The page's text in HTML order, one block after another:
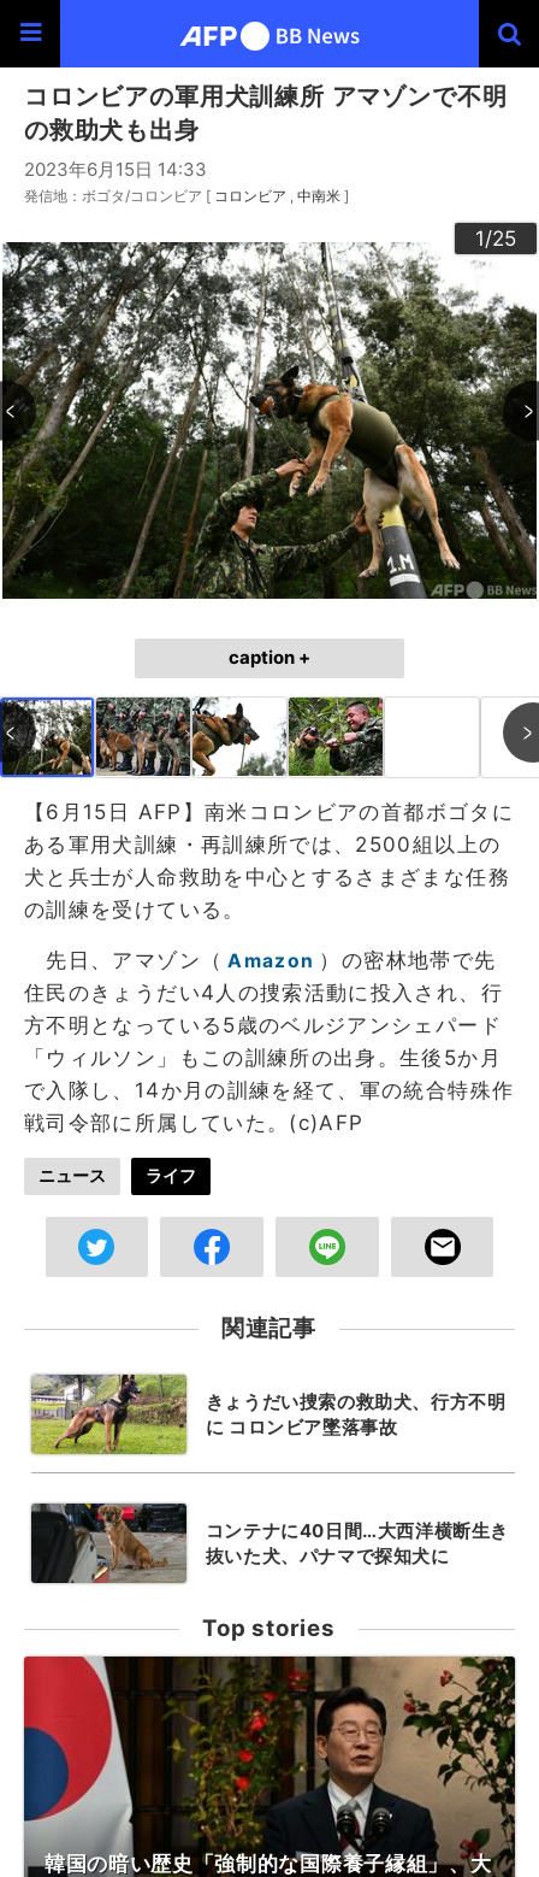
コロンビアの軍用犬訓練所 アマゾンで不明
の救助犬も出身
2023年6月15日 14:33
発信地：ボゴタ/コロンビア [ コロンビア 中南米 ]
1/25
2/25
3/25
4/25
5/25
6/25
7/25
8/25
9/25
10/25
11/25
12/25
13/25
14/25
15/25
16/25
17/25
18/25
19/25
20/25
21/25
22/25
23/25
24/25
25/25
caption +
【6月15日 AFP】南米コロンビアの首都ボゴタに
ある軍用犬訓練・再訓練所では、2500組以上の
犬と兵士が人命救助を中心とするさまざまな任務
の訓練を受けている。
先日、アマゾン（ Amazon ）の密林地帯で先
住民のきょうだい4人の捜索活動に投入され、行
方不明となっている5歳のベルジアンシェパード
「ウィルソン」もこの訓練所の出身。生後5か月
で入隊し、14か月の訓練を経て、軍の統合特殊作
戦司令部に所属していた。(c)AFP
ニュース ライフ
関連記事
きょうだい捜索の救助犬、行方不明
に コロンビア墜落事故
コンテナに40日間…大西洋横断生き
抜いた犬、パナマで探知犬に
Top stories
韓国の暗い歴史「強制的な国際養子縁組」、大